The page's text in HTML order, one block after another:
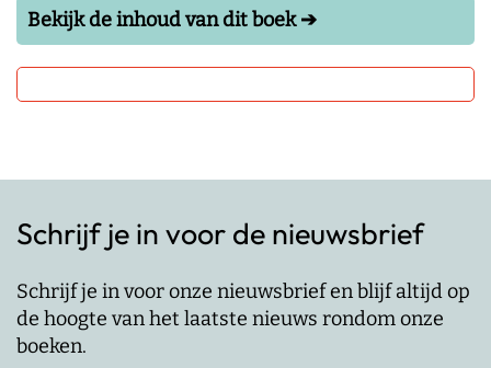
Bekijk de inhoud van dit boek ➔
Schrijf je in voor de nieuwsbrief
Schrijf je in voor onze nieuwsbrief en blijf altijd op
de hoogte van het laatste nieuws rondom onze
boeken.